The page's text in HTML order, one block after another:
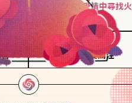
是命中註定。傾向在愛情中尋找火
對另一半的愛意和讚美。
情緒起伏較大
感情中較需要關注